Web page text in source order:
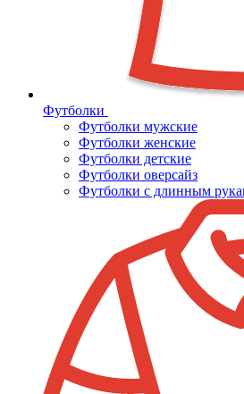
Футболки
Футболки мужские
Футболки женские
Футболки детские
Футболки оверсайз
Футболки с длинным